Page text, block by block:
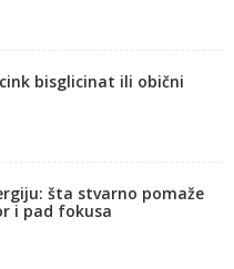
bisglicinat ili obični
šta stvarno pomaže
i pad fokusa